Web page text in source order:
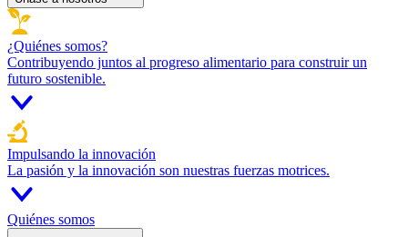
¿Quiénes somos?
Contribuyendo juntos al progreso alimentario para construir un
futuro sostenible.
Impulsando la innovación
La pasión y la innovación son nuestras fuerzas motrices.
Quiénes somos